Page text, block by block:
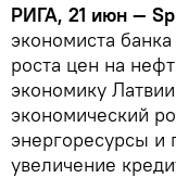
РИГА, 21 июн —
экономиста
роста цен на
экономику
экономический
энергоресурсы и
увеличение